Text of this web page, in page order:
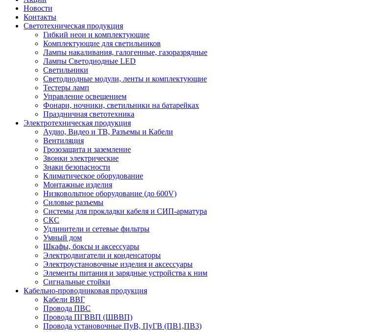
Новости
Контакты
Светотехническая продукция
Гибкий неон и комплектующие
Комплектующие для светильников
Лампы накаливания, галогенные, газоразрядные
Лампы Светодиодные LED
Светильники
Светодиодные модули, ленты и комплектующие
Тестеры ламп
Управление освещением
Фонари, ночники, светильники на батарейках
Праздничная светотехника
Электротехническая продукция
Аудио, Видео и ТВ, Разъемы и Кабели
Вентиляция
Грозозащита и заземление
Звонки электрические
Знаки безопасности
Климатическое оборудование
Монтажные изделия
Низковольтное оборудование (до 600V)
Силовые разъемы
Системы для прокладки кабеля и СИП-арматура
СКС
Удлинители и сетевые фильтры
Умный дом
Шкафы, боксы и аксессуары
Электродвигатели и конденсаторы
Электроустановочные изделия и аксессуары
Элементы питания и зарядные устройства к ним
Сигнальные стойки
Кабельно-проводниковая продукция
Кабели ВВГ
Провода ПВС
Провода ПГВВП (ШВВП)
Провода установочные ПуВ, ПуГВ (ПВ1,ПВ3)